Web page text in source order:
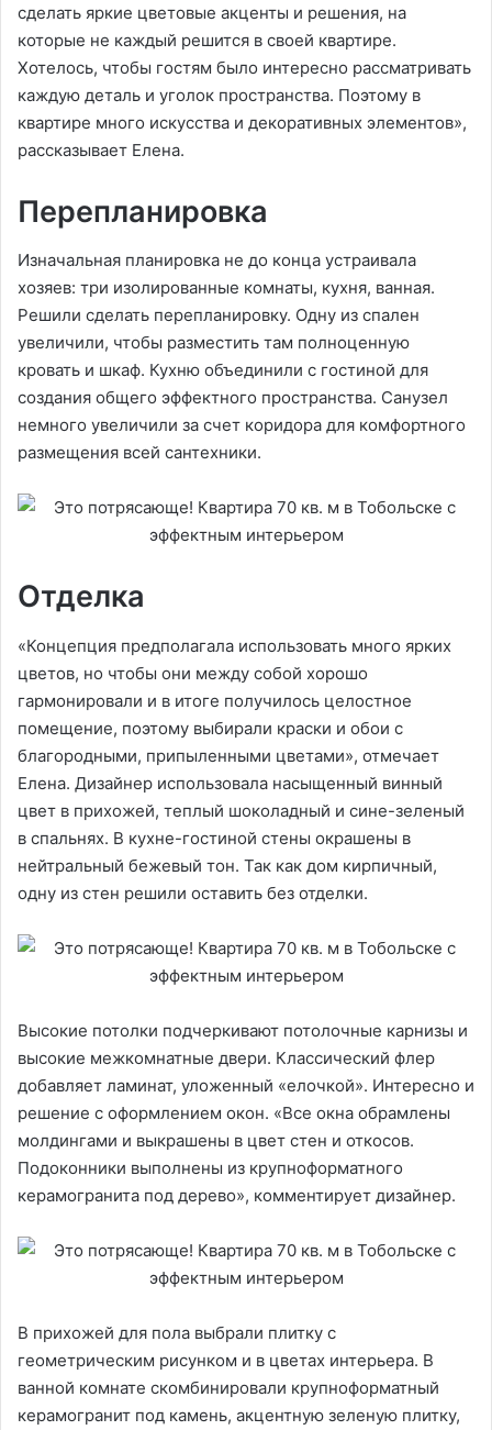
сделать яркие цветовые акценты и решения, на
которые не каждый решится в своей квартире.
Хотелось, чтобы гостям было интересно рассматривать
каждую деталь и уголок пространства. Поэтому в
квартире много искусства и декоративных элементов»,
рассказывает Елена.
Перепланировка
Изначальная планировка не до конца устраивала
хозяев: три изолированные комнаты, кухня, ванная.
Решили сделать перепланировку. Одну из спален
увеличили, чтобы разместить там полноценную
кровать и шкаф. Кухню объединили с гостиной для
создания общего эффектного пространства. Санузел
немного увеличили за счет коридора для комфортного
размещения всей сантехники.
Отделка
«Концепция предполагала использовать много ярких
цветов, но чтобы они между собой хорошо
гармонировали и в итоге получилось целостное
помещение, поэтому выбирали краски и обои с
благородными, припыленными цветами», отмечает
Елена. Дизайнер использовала насыщенный винный
цвет в прихожей, теплый шоколадный и сине-зеленый
в спальнях. В кухне-гостиной стены окрашены в
нейтральный бежевый тон. Так как дом кирпичный,
одну из стен решили оставить без отделки.
Высокие потолки подчеркивают потолочные карнизы и
высокие межкомнатные двери. Классический флер
добавляет ламинат, уложенный «елочкой». Интересно и
решение с оформлением окон. «Все окна обрамлены
молдингами и выкрашены в цвет стен и откосов.
Подоконники выполнены из крупноформатного
керамогранита под дерево», комментирует дизайнер.
В прихожей для пола выбрали плитку с
геометрическим рисунком и в цветах интерьера. В
ванной комнате скомбинировали крупноформатный
керамогранит под камень, акцентную зеленую плитку,